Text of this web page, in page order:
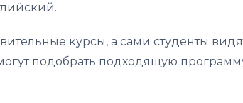
курсы, а сами студенты
подобрать подходящую